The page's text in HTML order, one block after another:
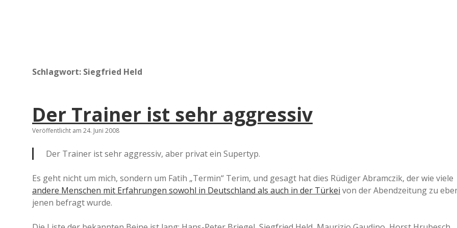
a
e
Schlagwort: Siegfried Held
Der Trainer ist sehr aggressiv
Veröffentlicht am 24. Juni 2008
Der Trainer ist sehr aggressiv, aber privat ein Supertyp.
Es geht nicht um mich, sondern um Fatih „Termin“ Terim, und gesagt hat dies Rüdiger Abramczik, der wie viele
andere Menschen mit Erfahrungen sowohl in Deutschland als auch in der Türkei von der Abendzeitung zu
jenen befragt wurde.